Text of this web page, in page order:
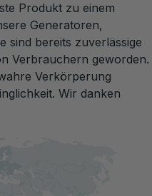
Produkt zu einem
Generatoren,
sind bereits zuverlässige
Verbrauchern geworden.
Verkörperung
Wir danken